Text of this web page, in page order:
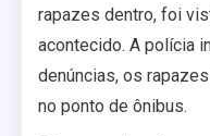
rapazes dentro, foi
acontecido. A polícia
denúncias, os
no ponto de ônibus.